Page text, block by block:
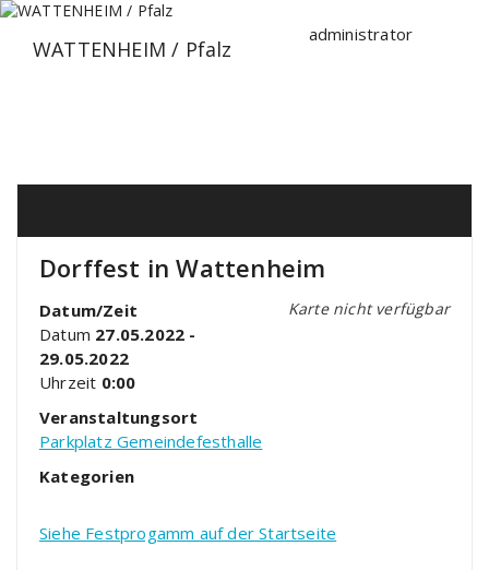
Zum
springenWATTENHEIM / Pfalz
administrator
Dorffest in Wattenheim
Karte nicht verfügbar
Datum/Zeit
Datum 27.05.2022 -
29.05.2022
Uhrzeit 0:00
Veranstaltungsort
Parkplatz Gemeindefesthalle
Kategorien
Siehe Festprogamm auf der Startseite